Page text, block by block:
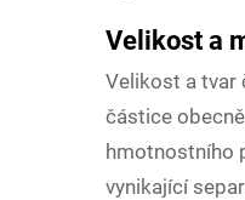
Velikost a
Velikost a tvar
částice
hmotnostního
vynikající